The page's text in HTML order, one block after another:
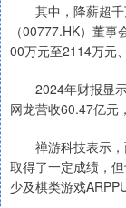
其中，降薪超千
（00777.HK）董
00万元至2114万元
2024年财报显示
网龙营收60.47亿元
禅游科技表示，
取得了一定成绩，
少及棋类游戏